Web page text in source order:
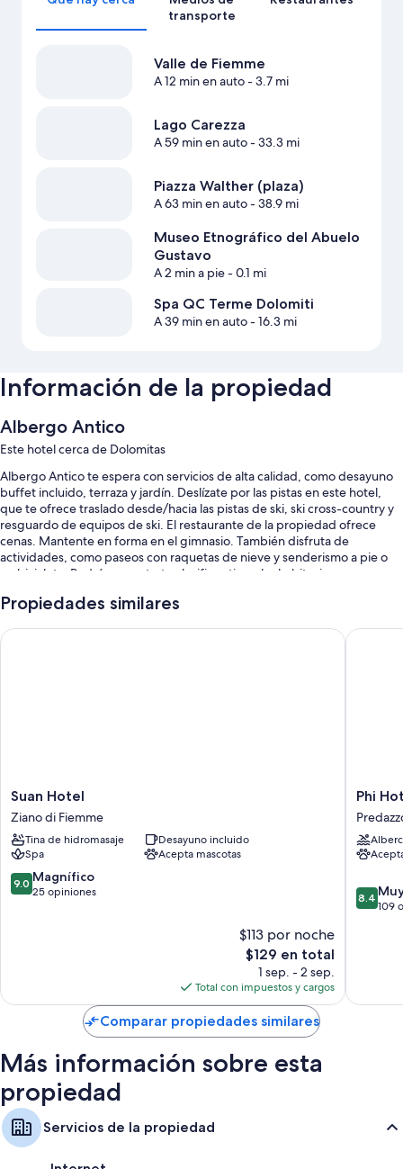
transporte
Valle de Fiemme
A 12 min en auto- 3.7 mi
Lago Carezza
A 59 min en auto- 33.3 mi
Piazza Walther (plaza)
A 63 min en auto- 38.9 mi
Museo Etnográfico del Abuelo
Gustavo
A 2 min a pie- 0.1 mi
Spa QC Terme Dolomiti
A 39 min en auto- 16.3 mi
Información de la propiedad
Albergo Antico
Este hotel cerca de Dolomitas
Albergo Antico te espera con servicios de alta calidad, como desayuno
buffet incluido, terraza y jardín. Deslízate por las pistas en este hotel,
que te ofrece traslado desde/hacia las pistas de ski, ski cross-country y
resguardo de equipos de ski. El restaurante de la propiedad ofrece
cenas. Mantente en forma en el gimnasio. También disfruta de
actividades, como paseos con raquetas de nieve y senderismo a pie o
en bicicleta. Podrás conectarte al wifi gratis en las habitaciones y
belleza.
También encontrarás otros servicios, como:
Otros de los servicios que también disfrutarás incluyen:
Baños con bidets y tinas o regaderas
Televisiones de pantalla plana con canales vía satélite
Calefacción, servicio de limpieza diario y escritorios
Propiedades similares
Suan
Hotel
Ziano
di
Fiemme
Suan Hotel
Ziano di Fiemme
Tina de hidromasaje
Desayuno incluido
Spa
Acepta mascotas
9.0
de
9.0 Magnífico
25 opiniones
$113 por noche
El
precio
actual
es
de
$129
$129 en total
1 sep. - 2 sep.
Total con impuestos y cargos
Suan Hotel
Phi
Hotel
Phi
8.4
de
8.4
109
Phi
Comparar propiedades similares
Más información sobre esta
propiedad
Servicios de la propiedad